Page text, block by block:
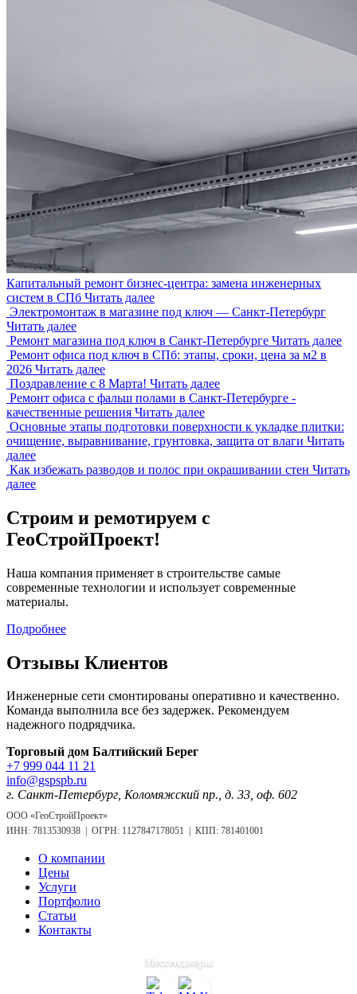
Капитальный ремонт бизнес-центра: замена инженерных
систем в СПб Читать далее
Электромонтаж в магазине под ключ — Санкт-Петербург
Читать далее
Ремонт магазина под ключ в Санкт-Петербурге Читать далее
Ремонт офиса под ключ в СПб: этапы, сроки, цена за м2 в
2026 Читать далее
Поздравление с 8 Марта! Читать далее
Ремонт офиса с фальш полами в Санкт-Петербурге -
качественные решения Читать далее
Основные этапы подготовки поверхности к укладке плитки:
очищение, выравнивание, грунтовка, защита от влаги Читать
далее
Как избежать разводов и полос при окрашивании стен Читать
далее
Строим и ремотируем с
ГеоСтройПроект!
Наша компания применяет в строительстве самые
современные технологии и использует современные
материалы.
Подробнее
Отзывы Клиентов
Инженерные сети смонтированы оперативно и качественно.
Команда выполнила все без задержек. Рекомендуем
надежного подрядчика.
Торговый дом Балтийский Берег
+7 999 044 11 21
info@gspspb.ru
г. Санкт-Петербург, Коломяжский пр., д. 33, оф. 602
ООО «ГеоСтройПроект»
ИНН: 7813530938 | ОГРН: 1127847178051 | КПП: 781401001
О компании
Цены
Услуги
Портфолио
Статьи
Контакты
Мессенджеры